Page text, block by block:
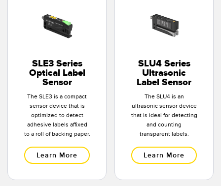
SLE3 Series
Optical Label
Sensor
The SLE3 is a compact
sensor device that is
optimized to detect
adhesive labels affixed
to a roll of backing paper.
Learn More
SLU4 Series
Ultrasonic
Label Sensor
The SLU4 is an
ultrasonic sensor device
that is ideal for detecting
and counting
transparent labels.
Learn More